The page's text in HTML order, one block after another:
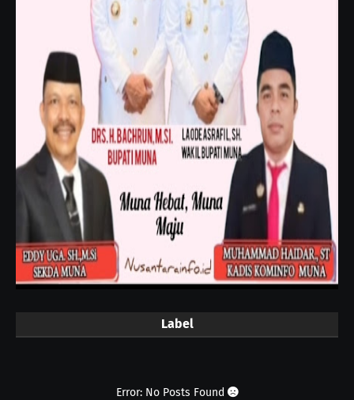
Label
Error: No Posts Found